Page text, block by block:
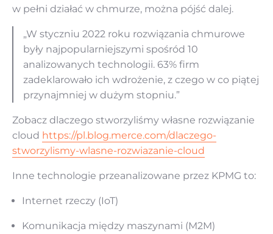
w pełni działać w chmurze, można pójść dalej.
„W styczniu 2022 roku rozwiązania chmurowe
były najpopularniejszymi spośród 10
analizowanych technologii. 63% firm
zadeklarowało ich wdrożenie, z czego w co piątej
przynajmniej w dużym stopniu.”
Zobacz dlaczego stworzyliśmy własne rozwiązanie
cloud https://pl.blog.merce.com/dlaczego-
stworzylismy-wlasne-rozwiazanie-cloud
Inne technologie przeanalizowane przez KPMG to:
Internet rzeczy (IoT)
Komunikacja między maszynami (M2M)